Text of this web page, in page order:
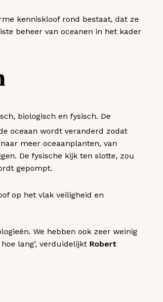
kenniskloof rond bestaat, dat ze
beheer van oceanen in het kader
biologisch en fysisch. De
oceaan wordt veranderd zodat
meer oceaanplanten, van
De fysische kijk ten slotte, zou
gepompt.
op het vlak veiligheid en
We hebben ook zeer weinig
lang’, verduidelijkt Robert